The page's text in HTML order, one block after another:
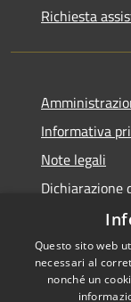
Richiesta
Informativa
Note legali
Dichiarazione
Questo sito web
necessari al
nonché un